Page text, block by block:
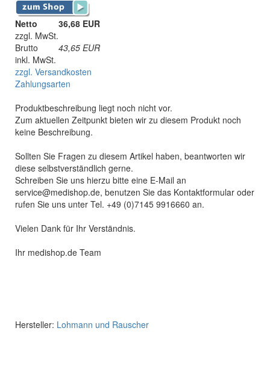
Netto
36,68 EUR
zzgl. MwSt.
Brutto
43,65 EUR
inkl. MwSt.
zzgl. Versandkosten
Zahlungsarten
Produktbeschreibung liegt noch nicht vor.
Zum aktuellen Zeitpunkt bieten wir zu diesem Produkt noch
keine Beschreibung.
Sollten Sie Fragen zu diesem Artikel haben, beantworten wir
diese selbstverständlich gerne.
Schreiben Sie uns hierzu bitte eine E-Mail an
service@medishop.de, benutzen Sie das Kontaktformular oder
rufen Sie uns unter Tel. +49 (0)7145 9916660 an.
Vielen Dank für Ihr Verständnis.
Ihr medishop.de Team
Hersteller: Lohmann und Rauscher